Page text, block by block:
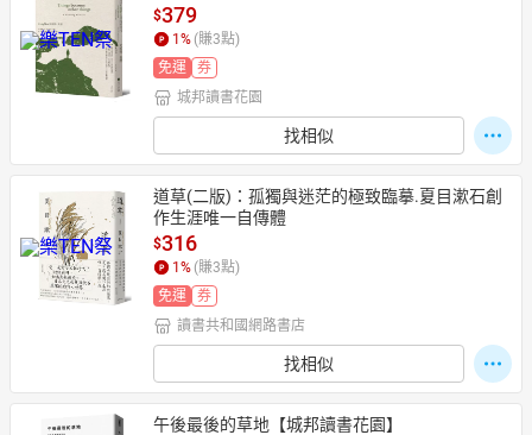
$379
1 % (賺3點)
免運
券
城邦讀書花園
找相似
道草(二版)：孤獨與迷茫的極致臨摹.夏目漱石創
作生涯唯一自傳體
$316
1 % (賺3點)
免運
券
讀書共和國網路書店
找相似
午後最後的草地【城邦讀書花園】